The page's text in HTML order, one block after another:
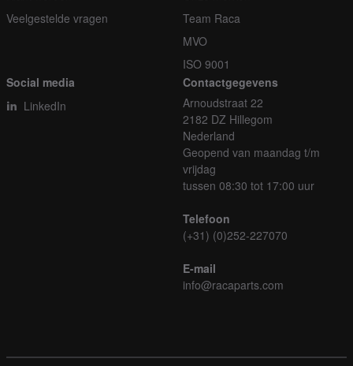
Veelgestelde vragen
Team Raca
MVO
ISO 9001
Social media
LinkedIn
Contactgegevens
Arnoudstraat 22
2182 DZ Hillegom
Nederland
Geopend van maandag t/m
vrijdag
tussen 08:30 tot 17:00 uur
Telefoon
(+31) (0)252-227070
E-mail
info@racaparts.com